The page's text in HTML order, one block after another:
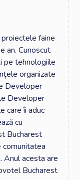
faine
an. Cunoscut
pe tehnologiile
organizate
Developer
Developer
care îi aduc
cu
Bucharest
comunitatea
. Anul acesta are
Bucharest